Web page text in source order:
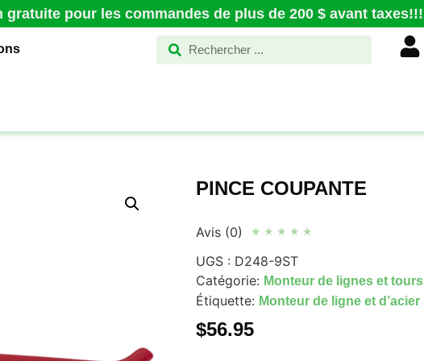
gratuite pour les commandes de plus de 200 $ avant taxes!!!
PINCE COUPANTE
Avis (0) ★ ★ ★ ★ ★
UGS : D248-9ST
Catégorie: Monteur de lignes et tours
Étiquette: Monteur de ligne et d’acier
$56.95